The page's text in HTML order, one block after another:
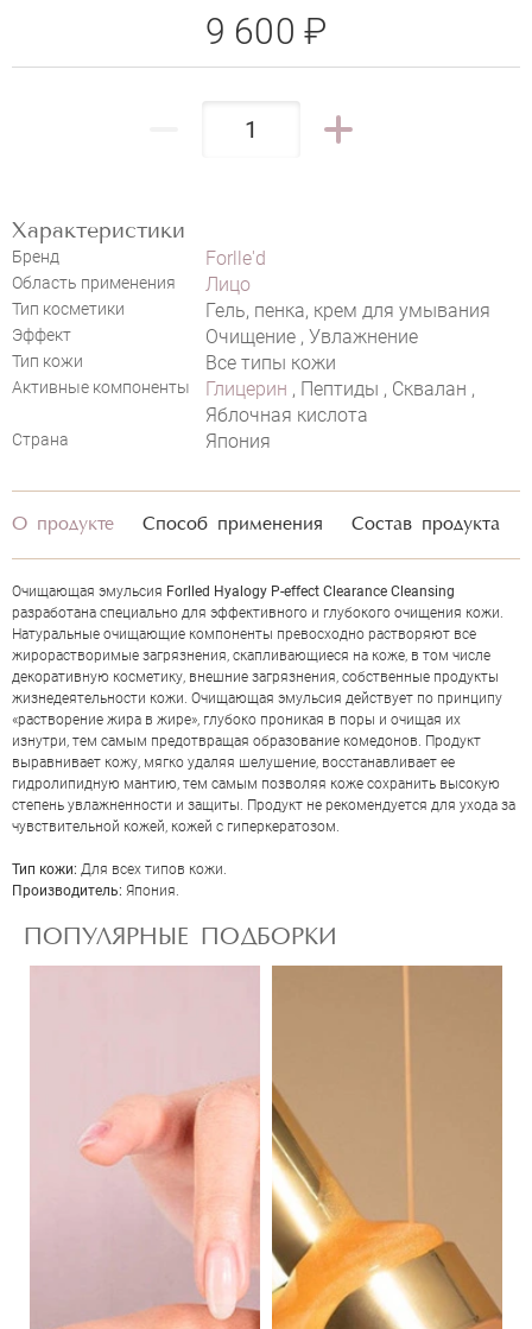
CLEARANCE CLEANSING
Характеристики
Бренд Forlle'd
Область применения Лицо
Тип косметики Гель, пенка, крем для умывания
Эффект Очищение , Увлажнение
Тип кожи Все типы кожи
Активные компоненты Глицерин , Пептиды , Сквалан ,
Яблочная кислота
Страна Япония
9 600 ₽
ОЦЕНКА
О продукте Способ применения Состав продукта
Очищающая эмульсия Forlled Hyalogy P-effect Clearance Cleansing
разработана специально для эффективного и глубокого очищения кожи.
Натуральные очищающие компоненты превосходно растворяют все
жирорастворимые загрязнения, скапливающиеся на коже, в том числе
декоративную косметику, внешние загрязнения, собственные продукты
жизнедеятельности кожи. Очищающая эмульсия действует по принципу
«растворение жира в жире», глубоко проникая в поры и очищая их
изнутри, тем самым предотвращая образование комедонов. Продукт
выравнивает кожу, мягко удаляя шелушение, восстанавливает ее
гидролипидную мантию, тем самым позволяя коже сохранить высокую
степень увлажненности и защиты. Продукт не рекомендуется для ухода за
чувствительной кожей, кожей с гиперкератозом.
Тип кожи: Для всех типов кожи.
Производитель: Япония.
ПОПУЛЯРНЫЕ ПОДБОРКИ